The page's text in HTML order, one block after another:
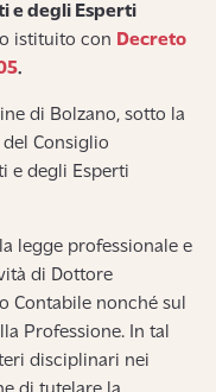
e degli Esperti
istituito con Decreto
.
di Bolzano, sotto la
Consiglio
e degli Esperti
legge professionale e
di Dottore
Contabile nonché sul
Professione. In tal
disciplinari nei